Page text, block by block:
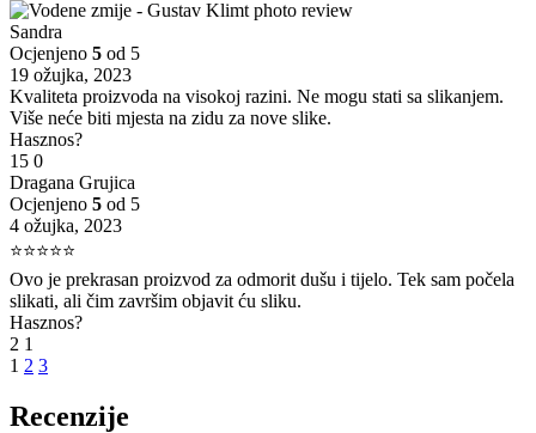
Sandra
Ocjenjeno 5 od 5
19 ožujka, 2023
Kvaliteta proizvoda na visokoj razini. Ne mogu stati sa slikanjem.
Više neće biti mjesta na zidu za nove slike.
Hasznos?
15 0
Dragana Grujica
Ocjenjeno 5 od 5
4 ožujka, 2023
⭐⭐⭐⭐⭐
Ovo je prekrasan proizvod za odmorit dušu i tijelo. Tek sam počela
slikati, ali čim završim objavit ću sliku.
Hasznos?
2 1
1 2 3
Recenzije